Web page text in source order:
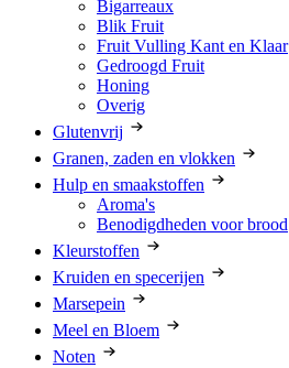
Bigarreaux
Blik Fruit
Fruit Vulling Kant en Klaar
Gedroogd Fruit
Honing
Overig
Glutenvrij
Granen, zaden en vlokken
Hulp en smaakstoffen
Aroma's
Benodigdheden voor brood
Kleurstoffen
Kruiden en specerijen
Marsepein
Meel en Bloem
Noten